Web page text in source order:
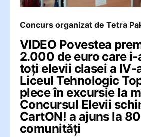
Concurs organizat de Tetra
VIDEO Povestea
2.000 de euro care i-
toți elevii clasei a IV-
Liceul Tehnologic
plece în excursie la
Concursul Elevii
CartON! a ajuns la
comunități